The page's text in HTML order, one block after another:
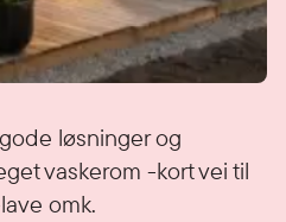
løsninger og
vaskerom -kort vei til
omk.